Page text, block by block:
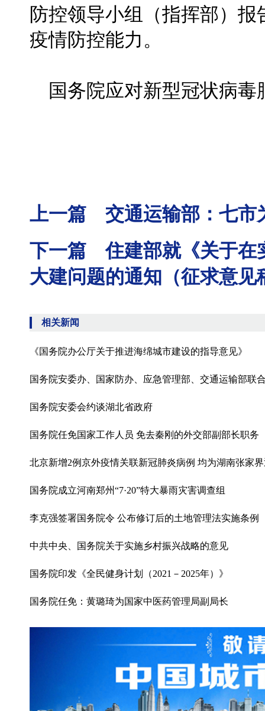
防控领导小组（指挥部）
疫情防控能力。
国务院应对新型冠状病
上一篇 交通运输部：七市
下一篇 住建部就《关于在
大建问题的通知（征求意
相关新闻
《国务院办公厅关于推进海绵城市建设的指导意见》
国务院安委办、国家防办、应急管理部、交通运输部联
国务院安委会约谈湖北省政府
国务院任免国家工作人员 免去秦刚的外交部副部长职务
北京新增2例京外疫情关联新冠肺炎病例 均为湖南张家
国务院成立河南郑州“7·20”特大暴雨灾害调查组
李克强签署国务院令 公布修订后的土地管理法实施条例
中共中央、国务院关于实施乡村振兴战略的意见
国务院印发《全民健身计划（2021－2025年）》
国务院任免：黄璐琦为国家中医药管理局副局长